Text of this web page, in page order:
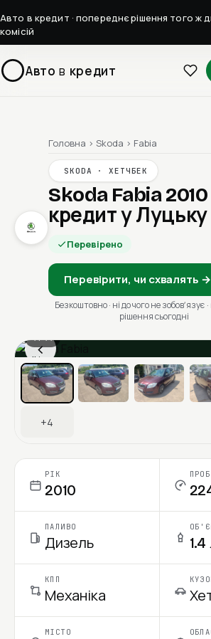
Авто в кредит · попереднє рішення того ж
комісій
Авто в кредит
Головна › Skoda › Fabia
SKODA · ХЕТЧБЕК
Skoda Fabia 2010
кредит у Луцьку
Перевірено
Перевірити, чи схвалять →
Безкоштовно · ні до чого не зобовʼязує
рішення сьогодні
‹
1 / 11
Ціна в місяць
+4
РІК
2010
ПАЛИВО
Дизель 1.4
КПП
Механіка
МІСТО